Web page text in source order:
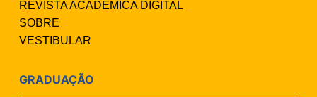
REVISTA ACADÊMICA DIGITAL
SOBRE
VESTIBULAR
GRADUAÇÃO